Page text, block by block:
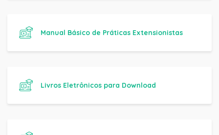
Manual Básico de Práticas Extensionistas
Livros Eletrônicos para Download